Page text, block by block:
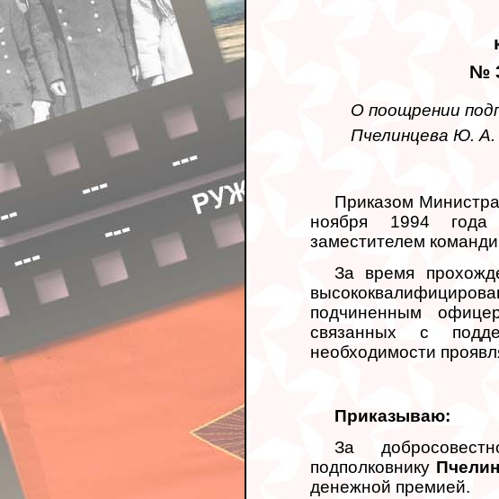
№
О поощрении
Пчелинцева Ю. А.
Приказом
ноября 1994 года
заместителем
За время
подчиненным
связанных с
необходимости
Приказываю:
За
подполковнику
денежной премией.